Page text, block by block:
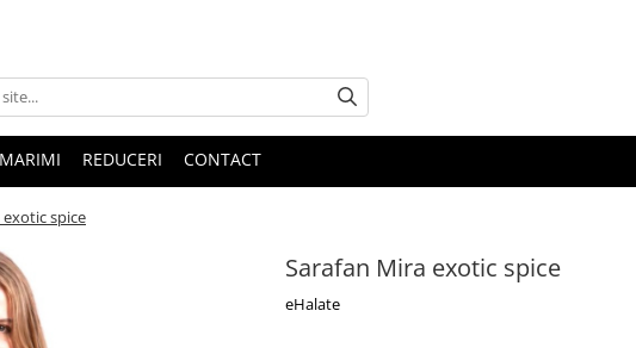
REDUCERI CONTACT
spice
Sarafan Mira exotic spice
eHalate